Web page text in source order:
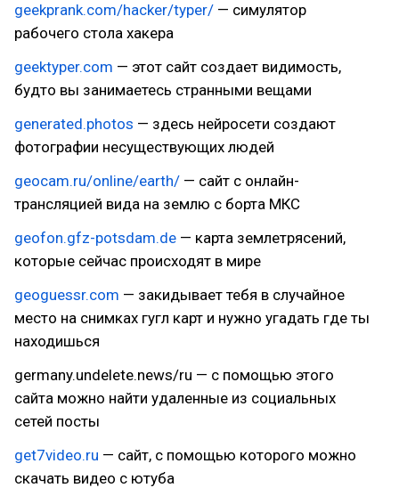
geekprank.com/hacker/typer/ — симулятор
рабочего стола хакера
geektyper.com — этот сайт создает видимость,
будто вы занимаетесь странными вещами
generated.photos — здесь нейросети создают
фотографии несуществующих людей
geocam.ru/online/earth/ — сайт с онлайн-
трансляцией вида на землю с борта МКС
geofon.gfz-potsdam.de — карта землетрясений,
которые сейчас происходят в мире
geoguessr.com — закидывает тебя в случайное
место на снимках гугл карт и нужно угадать где ты
находишься
germany.undelete.news/ru — с помощью этого
сайта можно найти удаленные из социальных
сетей посты
get7video.ru — сайт, с помощью которого можно
скачать видео с ютуба